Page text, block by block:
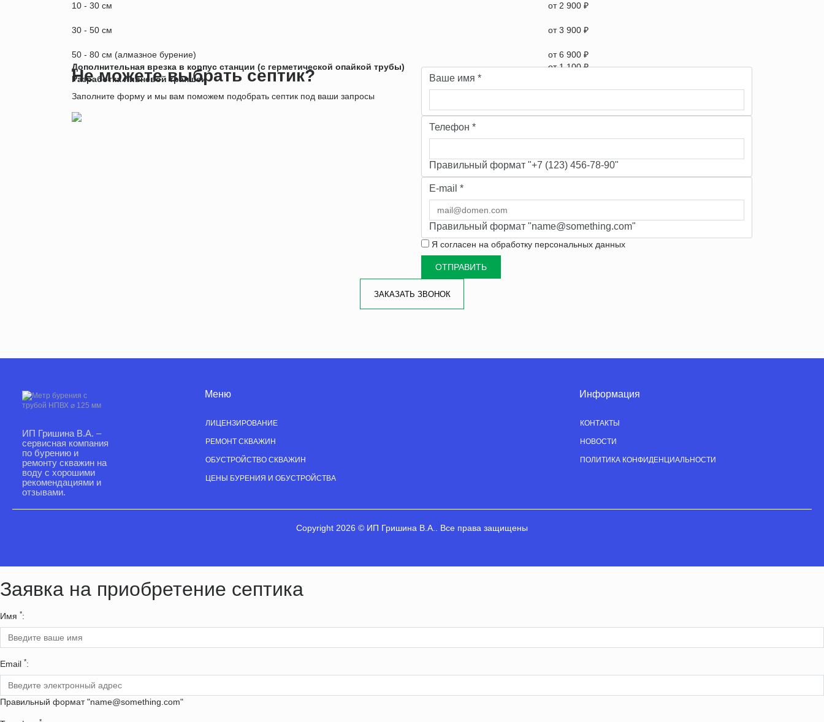
10 - 30 см
30 - 50 см
50 - 80 см (алмазное бурение)
от 2 900 ₽
от 3 900 ₽
от 6 900 ₽
Дополнительная врезка в корпус станции (с герметической опайкой трубы)
от 1 100 ₽
Разработка ливневой траншеи
Не можете выбрать септик?
Заполните форму и мы вам поможем подобрать септик под ваши запросы
Ваше имя *
Телефон *
Правильный формат "+7 (123) 456-78-90"
E-mail *
Правильный формат "name@something.com"
Я согласен на обработку персональных данных
ЗАКАЗАТЬ ЗВОНОК
ИП Гришина В.А. –
сервисная компания
по бурению и
ремонту скважин на
воду с хорошими
рекомендациями и
отзывами.
Меню
ЛИЦЕНЗИРОВАНИЕ
РЕМОНТ СКВАЖИН
ОБУСТРОЙСТВО СКВАЖИН
ЦЕНЫ БУРЕНИЯ И ОБУСТРОЙСТВА
Информация
КОНТАКТЫ
НОВОСТИ
ПОЛИТИКА КОНФИДЕНЦИАЛЬНОСТИ
Copyright 2026 © ИП Гришина В.А.. Все права защищены
Заявка на приобретение септика
Имя *:
Email *:
Правильный формат "name@something.com"